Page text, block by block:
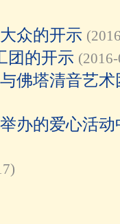
众的开示
团的开示
佛塔清音艺
办的爱心活